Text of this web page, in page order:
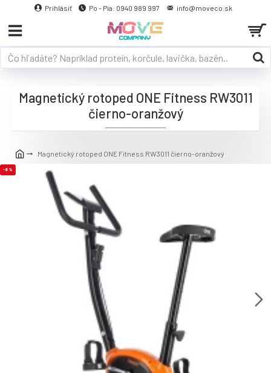
Prihlásiť Po - Pia: 0940 989 997 info@moveco.sk
Magnetický rotoped ONE Fitness RW3011 čierno-oranžový
Magnetický rotoped ONE Fitness RW3011
čierno-oranžový
-8 %